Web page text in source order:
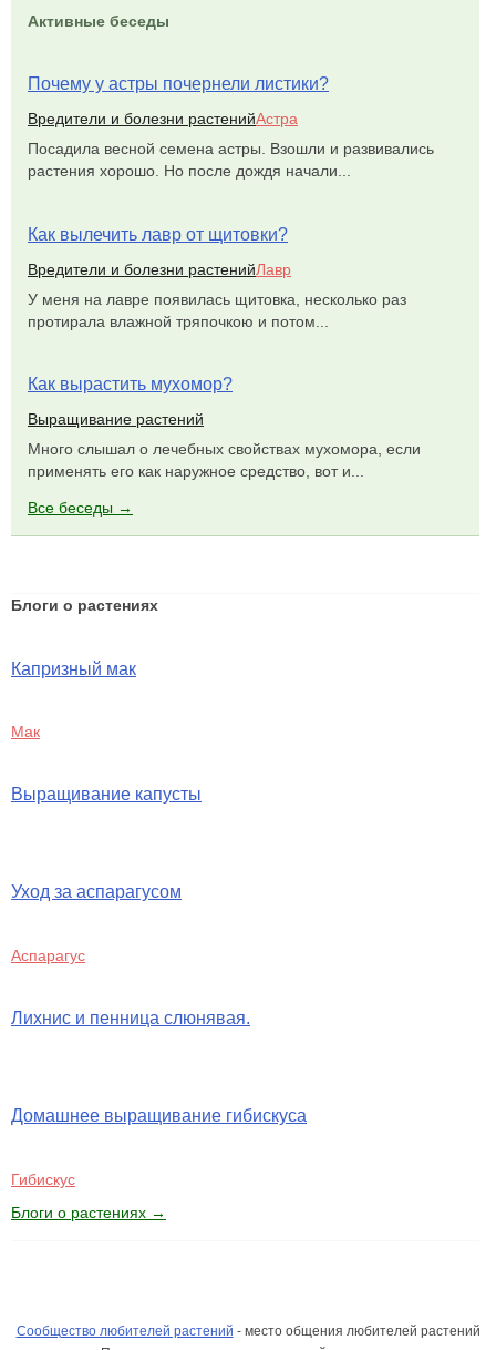
Активные беседы
Почему у астры почернели листики?
Вредители и болезни растенийАстра
Посадила весной семена астры. Взошли и развивались
растения хорошо. Но после дождя начали...
Как вылечить лавр от щитовки?
Вредители и болезни растенийЛавр
У меня на лавре появилась щитовка, несколько раз
протирала влажной тряпочкою и потом...
Как вырастить мухомор?
Выращивание растений
Много слышал о лечебных свойствах мухомора, если
применять его как наружное средство, вот и...
Все беседы →
Блоги о растениях
Капризный мак
Мак
Выращивание капусты
Уход за аспарагусом
Аспарагус
Лихнис и пенница слюнявая.
Домашнее выращивание гибискуса
Гибискус
Блоги о растениях →
Сообщество любителей растений - место общения любителей растений